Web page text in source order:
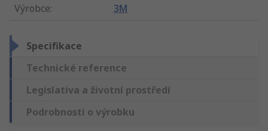
Výrobce: 3M
Specifikace
Technické reference
Legislativa a životní prostředí
Podrobnosti o výrobku